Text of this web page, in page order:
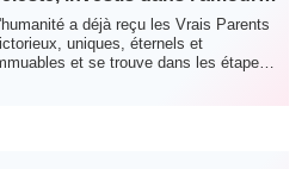
autres !a déjà reçu les Vrais Parents
uniques, éternels et
et se trouve dans les étapes